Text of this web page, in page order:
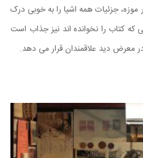
موزه، جزئیات همه اشیا را به خوبی درک
که کتاب را نخوانده اند نیز جذاب است
.